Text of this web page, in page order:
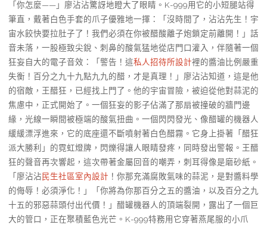
「你怎麼——」廖沾沾驚訝地瞪大了眼睛。K-999用它的小短腿站得
筆直，戴著白色手套的爪子優雅地一揮：「沒時間了，沾沾先生！宇
宙水餃快要拉肚子了！我們必須在你被醋酸離子炮鎖定前離開！」話
音未落，一股極致尖銳、刺鼻的酸氣猛地從店門口灌入，伴隨著一個
狂妄自大的電子音效：「警告！這私人招待所設計裡的醬油比例嚴重
失衡！百分之九十九點九九的醋，才是真理！」廖沾沾知道，這是他
的宿敵，王醋狂，已經找上門了。他的宇宙冒險，被迫從他對蒜泥的
焦慮中，正式開始了。一個狂妄的影子佔滿了那扇被撞破的牆門邊
緣，光線一瞬間被極端的酸氣扭曲。一個閃閃發光、像醋罐的機器人
緩緩漂浮進來，它的底座還不斷噴射著白色醋霧。它身上掛著「醋狂
派大勝利」的霓虹燈牌，閃爍得讓人眼睛發疼，同時發出警報。王醋
狂的聲音再次響起，這次帶著金屬回音的嘲弄，刺耳得像是磨砂紙。
「廖沾沾民生社區室內設計 ！你那充滿腐敗氣味的蒜泥，是對醬料學
的侮辱！必須淨化！」「你將為你那百分之五的醬油，以及百分之九
十五的邪惡蒜頭付出代價！」醋罐機器人的頂端裂開，露出了一個巨
大的管口，正在聚積藍色光芒。K-999特務用它穿著燕尾服的小爪